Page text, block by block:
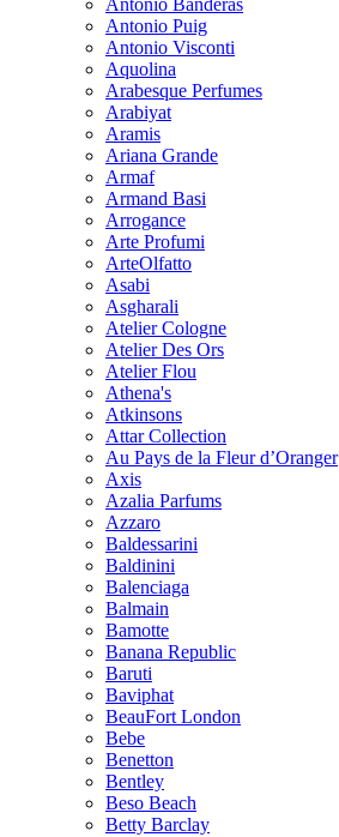
Antonio Banderas
Antonio Puig
Antonio Visconti
Aquolina
Arabesque Perfumes
Arabiyat
Aramis
Ariana Grande
Armaf
Armand Basi
Arrogance
Arte Profumi
ArteOlfatto
Asabi
Asgharali
Atelier Cologne
Atelier Des Ors
Atelier Flou
Athena's
Atkinsons
Attar Collection
Au Pays de la Fleur d’Oranger
Axis
Azalia Parfums
Azzaro
Baldessarini
Baldinini
Balenciaga
Balmain
Bamotte
Banana Republic
Baruti
Baviphat
BeauFort London
Bebe
Benetton
Bentley
Beso Beach
Betty Barclay